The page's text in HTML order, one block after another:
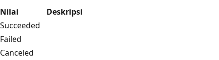
Nilai
Deskripsi
Succeeded
Failed
Canceled